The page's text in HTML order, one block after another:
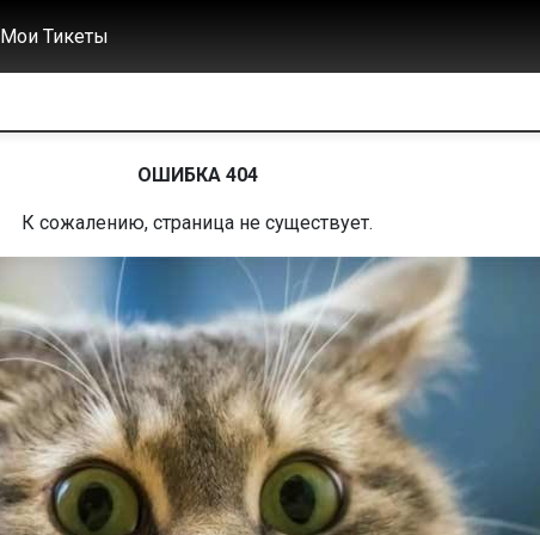
Мои Тикеты
ОШИБКА 404
К сожалению, страница не существует.